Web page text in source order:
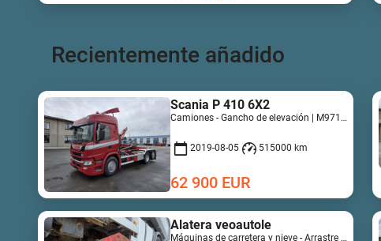
Recientemente añadido
Scania P 410 6X2
Camiones - Gancho de elevación | M971-4818
2019-08-05 515000 km
62 900 EUR
Alatera veoautole
Máquinas de carretera y nieve - Arrastre de carretera | M852-0649